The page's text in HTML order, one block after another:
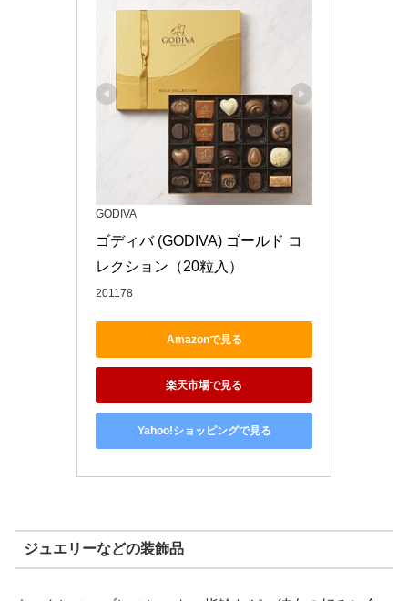
GODIVA
ゴディバ (GODIVA) ゴールド コ
レクション（20粒入）
201178
Amazonで見る
楽天市場で見る
Yahoo!ショッピングで見る
ジュエリーなどの装飾品